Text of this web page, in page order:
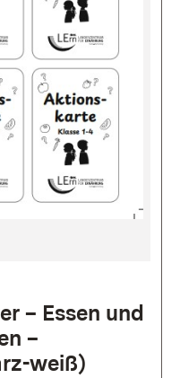
– Essen und
–
weiß)